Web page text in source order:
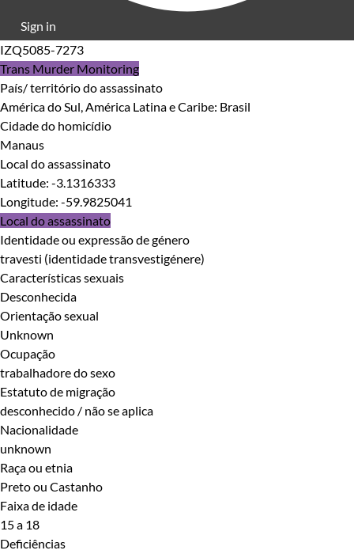
Sign in
IZQ5085-7273
Trans Murder Monitoring
País/ território do assassinato
América do Sul, América Latina e Caribe: Brasil
Cidade do homicídio
Manaus
Local do assassinato
Latitude: -3.1316333
Longitude: -59.9825041
Local do assassinato
Identidade ou expressão de género
travesti (identidade transvestigénere)
Características sexuais
Desconhecida
Orientação sexual
Unknown
Ocupação
trabalhadore do sexo
Estatuto de migração
desconhecido / não se aplica
Nacionalidade
unknown
Raça ou etnia
Preto ou Castanho
Faixa de idade
15 a 18
Deficiências